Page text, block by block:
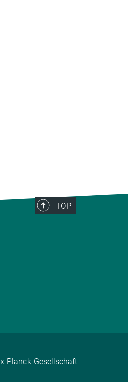
TOP
Planck-Gesellschaft